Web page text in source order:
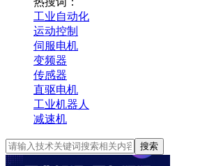
工业自动化
运动控制
伺服电机
变频器
传感器
直驱电机
工业机器人
减速机
搜索